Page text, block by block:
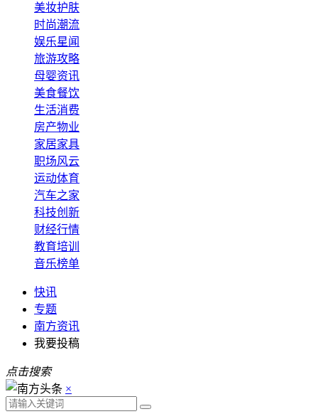
美妆护肤
时尚潮流
娱乐星闻
旅游攻略
母婴资讯
美食餐饮
生活消费
房产物业
家居家具
职场风云
运动体育
汽车之家
科技创新
财经行情
教育培训
音乐榜单
快讯
专题
南方资讯
我要投稿
点击搜索
×